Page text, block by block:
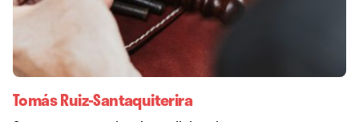
Tomás Ruiz-Santaquiterira